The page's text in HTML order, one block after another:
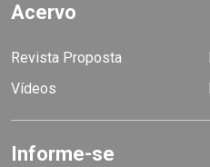
Acervo
Revista Proposta
Vídeos
Informe-se